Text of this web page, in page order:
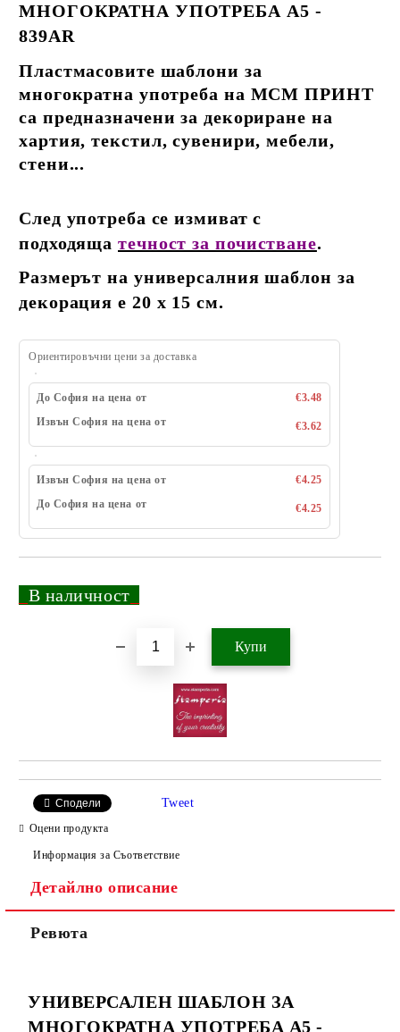
МНОГОКРАТНА УПОТРЕБА А5 -
839AR
Пластмасовите шаблони за
многократна употреба на МСМ ПРИНТ
са предназначени за декориране на
хартия, текстил, сувенири, мебели,
стени...
След употреба се измиват с
подходящатечност за почистване.
Размерът на универсалния шаблон за
декорация е 20 х 15 см.
Ориентировъчни цени за доставка
До София на цена от
€3.48
Извън София на цена от
€3.62
Извън София на цена от
€4.25
До София на цена от
€4.25
В наличност
Сподели Tweet
Оцени продукта
Информация за Съответствие
Детайлно описание
Ревюта
УНИВЕРСАЛЕН ШАБЛОН ЗА
МНОГОКРАТНА УПОТРЕБА А5 -